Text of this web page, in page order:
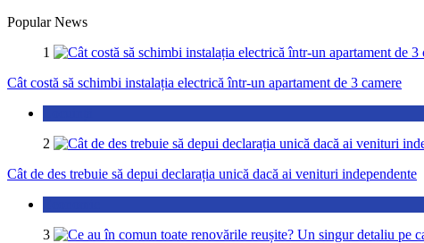
Popular News
1
Cât costă să schimbi instalația electrică într-un apartament de 3 camere
2
Cât de des trebuie să depui declarația unică dacă ai venituri independente
3